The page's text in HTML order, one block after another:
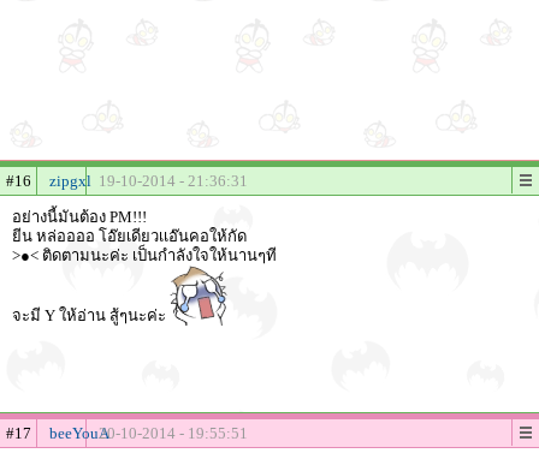
#16 zipgxl 19-10-2014 - 21:36:31
อย่างนี้มันต้อง PM!!!
ยีน หล่ออออ โอ๊ยเดียวเเอ๊นคอให้กัด
>●< ติดตามนะค่ะ เป็นกำลังใจให้นานๆที
จะมี Y ให้อ่าน สู้ๆนะค่ะ
#17 beeYouA20-10-2014 - 19:55:51